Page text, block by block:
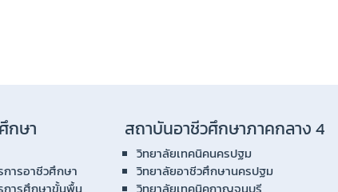
กษา
ารอาชีวศึกษา
สถาบันอาชีวศึกษาภาคกลาง 4
วิทยาลัยเทคนิคนครปฐม
วิทยาลัยอาชีวศึกษานครปฐม